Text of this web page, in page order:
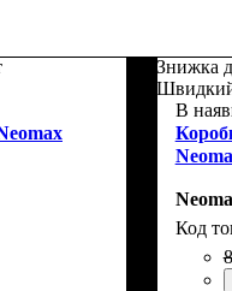
Знижка
В
8